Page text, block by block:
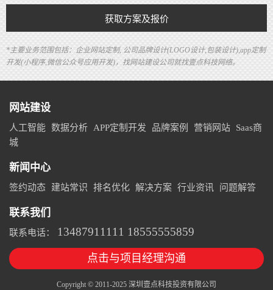
获取方案及报价
*主要业务范围包括：企业网站定制, 公司品牌设计(LOGO设计,包装设计),app定制
开发(小程序,微信公众号应用开发)，找网站建设公司就找壹点科技网络。
网站建设
人工智能 数据分析 APP定制开发 品牌案例 营销网站
Saas商
城
新闻中心
签约动态 建站常识 排名优化 解决方案 行业资讯 问题解答
联系我们
联系电话： 13487911111 18555555859
点击与项目经理沟通
Copyright © 2011-2025 深圳壹点科技投资有限公司